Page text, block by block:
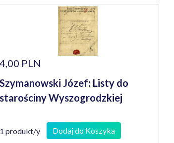
4,00 PLN
Szymanowski Józef: Listy do
starościny Wyszogrodzkiej
1 produkt/y Dodaj do Koszyka